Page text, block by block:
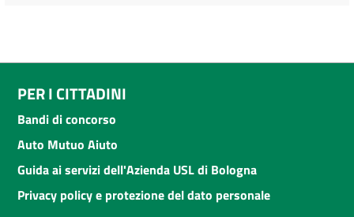
PER I CITTADINI
Bandi di concorso
Auto Mutuo Aiuto
Guida ai servizi dell'Azienda USL di Bologna
Privacy policy e protezione del dato personale